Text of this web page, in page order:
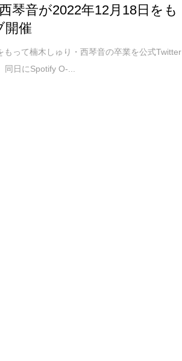
琴音が2022年12月18日をも
開催
って楠木しゅり・西琴音の卒業を公式Twitter
日にSpotify O-...